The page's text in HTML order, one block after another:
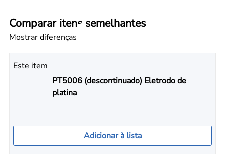
Comparar itens semelhantes
Mostrar diferenças
Este item
PT5006 (descontinuado) Eletrodo de
platina
Adicionar à lista